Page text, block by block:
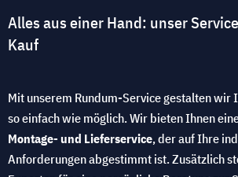
Alles aus einer Hand: unser
Kauf
Mit unserem Rundum-Service gestalten wir
so einfach wie möglich. Wir bieten Ihnen
Montage- und Lieferservice, der auf Ihre
Anforderungen abgestimmt ist. Zusätzlich